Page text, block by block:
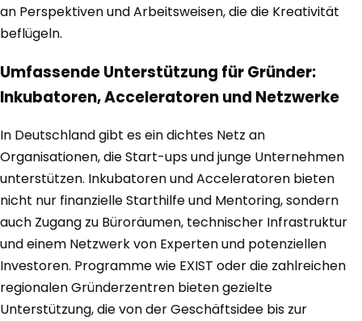
an Perspektiven und Arbeitsweisen, die die Kreativität
beflügeln.
Umfassende Unterstützung für Gründer:
Inkubatoren, Acceleratoren und Netzwerke
In Deutschland gibt es ein dichtes Netz an
Organisationen, die Start-ups und junge Unternehmen
unterstützen. Inkubatoren und Acceleratoren bieten
nicht nur finanzielle Starthilfe und Mentoring, sondern
auch Zugang zu Büroräumen, technischer Infrastruktur
und einem Netzwerk von Experten und potenziellen
Investoren. Programme wie EXIST oder die zahlreichen
regionalen Gründerzentren bieten gezielte
Unterstützung, die von der Geschäftsidee bis zur